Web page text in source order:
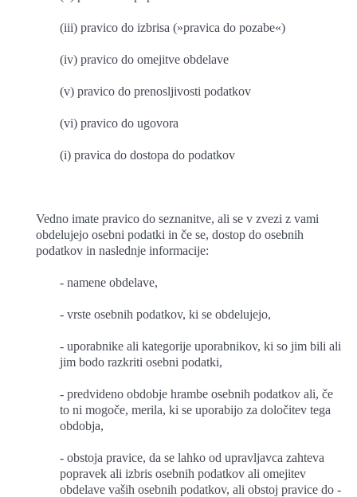
(iii) pravico do izbrisa (»pravica do pozabe«)
(iv) pravico do omejitve obdelave
(v) pravico do prenosljivosti podatkov
(vi) pravico do ugovora
(i) pravica do dostopa do podatkov
Vedno imate pravico do seznanitve, ali se v zvezi z vami
obdelujejo osebni podatki in če se, dostop do osebnih
podatkov in naslednje informacije:
- namene obdelave,
- vrste osebnih podatkov, ki se obdelujejo,
- uporabnike ali kategorije uporabnikov, ki so jim bili ali
jim bodo razkriti osebni podatki,
- predvideno obdobje hrambe osebnih podatkov ali, če
to ni mogoče, merila, ki se uporabijo za določitev tega
obdobja,
- obstoja pravice, da se lahko od upravljavca zahteva
popravek ali izbris osebnih podatkov ali omejitev
obdelave vaših osebnih podatkov, ali obstoj pravice do -